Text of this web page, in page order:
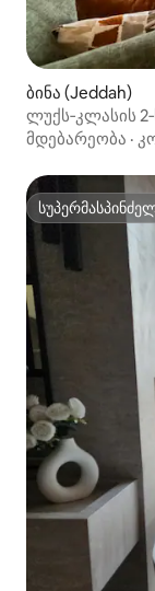
ბინა (Jeddah)
ლუქს‑კლასის
დამოუკიდებელი
მდებარეობა ·